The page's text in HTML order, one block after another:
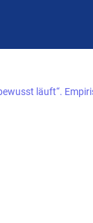
läuft“.